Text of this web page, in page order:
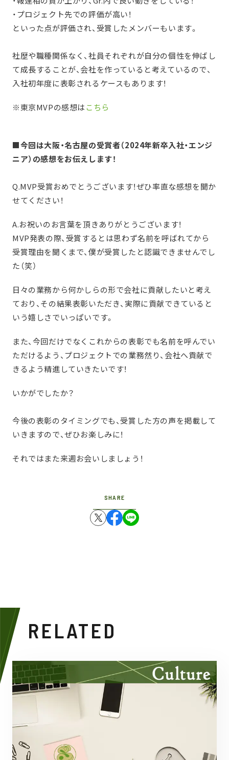
・プロジェクト先での評価が高い！
といった点が評価され、受賞したメンバーもいます。
社歴や職種関係なく、社員それぞれが自分の個性を伸ばし
て成長することが、会社を作っていると考えているので、
入社初年度に表彰されるケースもあります！
※東京MVPの感想はこちら
■今回は大阪・名古屋の受賞者（2024年新卒入社・エンジ
ニア）の感想をお伝えします！
Q.MVP受賞おめでとうございます！ぜひ率直な感想を聞か
せてください！
A.お祝いのお言葉を頂きありがとうございます！
MVP発表の際、受賞するとは思わず名前を呼ばれてから
受賞理由を聞くまで、僕が受賞したと認識できませんでし
た（笑）
日々の業務から何かしらの形で会社に貢献したいと考え
ており、その結果表彰いただき、実際に貢献できていると
いう嬉しさでいっぱいです。
また、今回だけでなくこれからの表彰でも名前を呼んでい
ただけるよう、プロジェクトでの業務然り、会社へ貢献で
きるよう精進していきたいです！
いかがでしたか？
今後の表彰のタイミングでも、受賞した方の声を掲載して
いきますので、ぜひお楽しみに！
それではまた来週お会いしましょう！
SHARE
RELATED